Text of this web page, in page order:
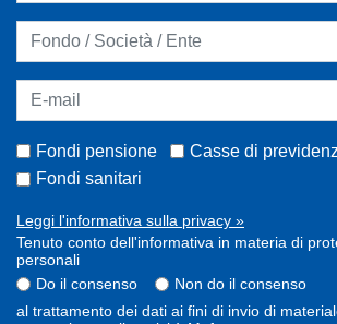
Fondi pensione
Casse di
Fondi sanitari
Leggi l'informativa sulla privacy »
Tenuto conto dell'informativa in materia di
personali
Do il consenso
Non do il consenso
al trattamento dei dati ai fini di invio di